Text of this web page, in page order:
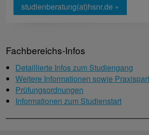
studienberatung(at)hsnr.de »
Fachbereichs-Infos
Detaillierte Infos zum Studiengang
Weitere Informationen sowie
Prüfungsordnungen
Informationen zum Studienstart